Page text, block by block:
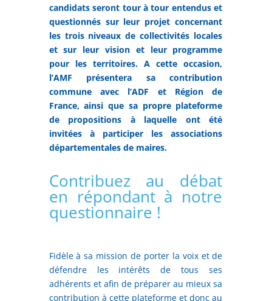
candidats seront tour à tour entendus et
questionnés sur leur projet concernant
les trois niveaux de collectivités locales
et sur leur vision et leur programme
pour les territoires. A cette occasion,
l’AMF présentera sa contribution
commune avec l’ADF et Région de
France, ainsi que sa propre plateforme
de propositions à laquelle ont été
invitées à participer les associations
départementales de maires.
Contribuez au débat
en répondant à notre
questionnaire !
Fidèle à sa mission de porter la voix et de
défendre les intérêts de tous ses
adhérents et afin de préparer au mieux sa
contribution à cette plateforme et donc au